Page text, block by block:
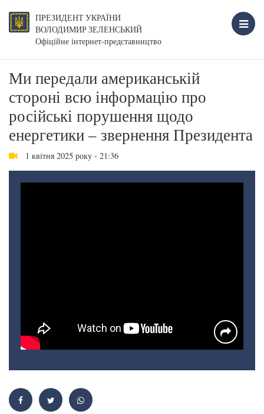
ПРЕЗИДЕНТ УКРАЇНИ
ВОЛОДИМИР ЗЕЛЕНСЬКИЙ
Офіційне інтернет-представництво
Ми передали американській
стороні всю інформацію про
російські порушення щодо
енергетики – звернення Президента
1 квітня 2025 року - 21:36